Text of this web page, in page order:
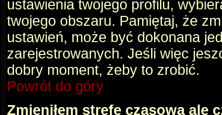
ustawienia twojego profilu,
twojego obszaru. Pamiętaj, że
ustawień, może być dokonana
zarejestrowanych. Jeśli więc
dobry moment, żeby to zrobić.
Powrót do góry
Zmieniłem strefę czasową ale